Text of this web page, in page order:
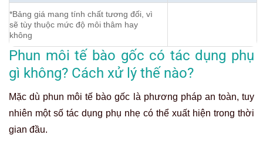
*Bảng giá mang tính chất tương đối, vì
sẽ tùy thuộc mức độ môi thâm hay
không
Phun môi tế bào gốc có tác dụng phụ
gì không? Cách xử lý thế nào?
Mặc dù phun môi tế bào gốc là phương pháp an toàn, tuy
nhiên một số tác dụng phụ nhẹ có thể xuất hiện trong thời
gian đầu.